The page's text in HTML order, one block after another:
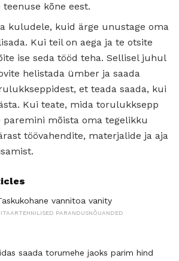
kõne eest.
kuludele, kuid ärge unustage oma
Kui teil on aega ja te otsite
ise seda tööd teha. Sellisel juhul
helistada ümber ja saada
et teada saada, kui
Kui teate, mida torulukksepp
paremini mõista oma tegelikku
töövahendite, materjalide ja aja
vannitoa vanity
PARANDUSNÕUANDED
saada torumehe jaoks parim hind